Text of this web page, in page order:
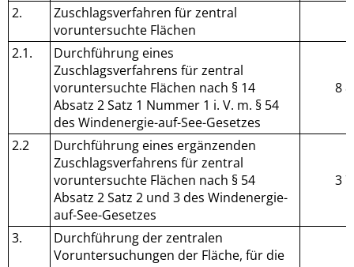
2.
Zuschlagsverfahren für zentral
voruntersuchte Flächen
2.1.
Durchführung eines
Zuschlagsverfahrens für zentral
voruntersuchte Flächen nach § 14
Absatz 2 Satz 1 Nummer 1 i. V. m. § 54
des Windenergie-auf-See-Gesetzes
8
2.2
Durchführung eines ergänzenden
Zuschlagsverfahrens für zentral
voruntersuchte Flächen nach § 54
Absatz 2 Satz 2 und 3 des Windenergie-
auf-See-Gesetzes
3
3.
Durchführung der zentralen
Voruntersuchungen der Fläche, für die